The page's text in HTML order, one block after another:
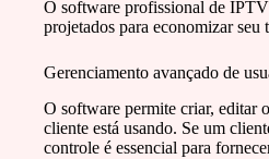
O software profissional de IPTV
projetados para economizar seu
Gerenciamento avançado de
O software permite criar, editar
cliente está usando. Se um
controle é essencial para